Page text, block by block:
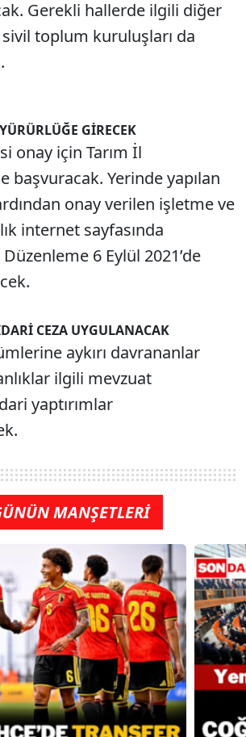
Gerekli hallerde ilgili diğer
sivil toplum kuruluşları da
GİRECEK
onay için Tarım İl
başvuracak. Yerinde yapılan
onay verilen işletme ve
internet sayfasında
6 Eylül 2021’de
CEZA UYGULANACAK
aykırı davrananlar
ilgili mevzuat
yaptırımlar
MANŞETLERİ